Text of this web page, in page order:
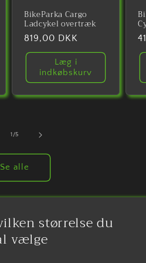
BikeParka Cargo
Ladcykel overtræk
Normalpris
819,00 DKK
Læg i
indkøbskurv
1/af
5
Se alle
størrelse du
vælge